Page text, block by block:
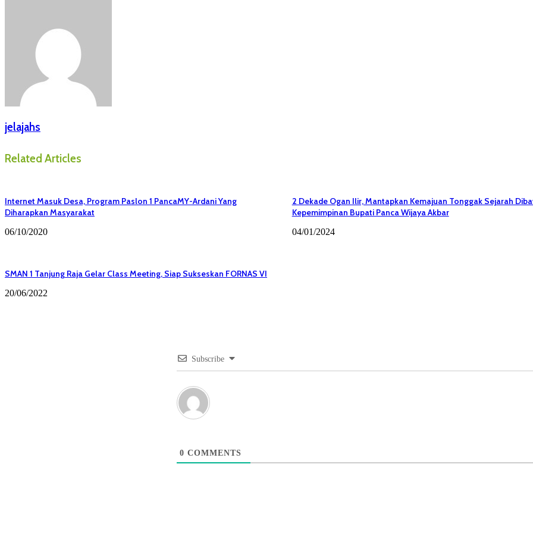
jelajahs
Related Articles
Internet Masuk Desa, Program Paslon 1 PancaMY-Ardani Yang
Diharapkan Masyarakat
06/10/2020
2 Dekade Ogan Ilir, Mantapkan Kemajuan Tonggak Sejarah
Kepemimpinan Bupati Panca Wijaya Akbar
04/01/2024
SMAN 1 Tanjung Raja Gelar Class Meeting, Siap Sukseskan FORNAS VI
20/06/2022
Subscribe
0 COMMENTS